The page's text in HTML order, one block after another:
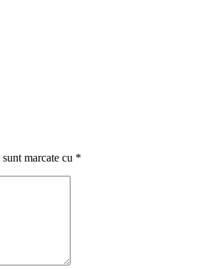
marcate cu *